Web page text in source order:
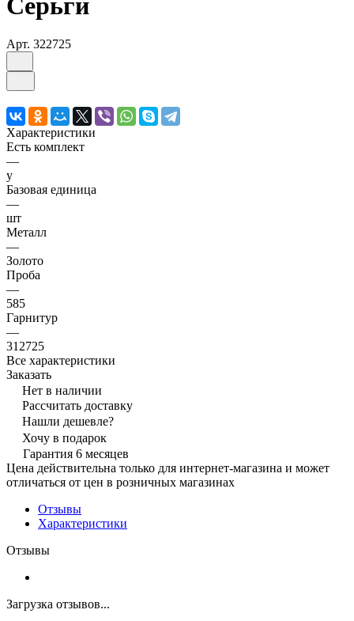
Арт. 322725
Характеристики
Есть комплект
—
y
Базовая единица
—
шт
Металл
—
Золото
Проба
—
585
Гарнитур
—
312725
Все характеристики
Заказать
Нет в наличии
Рассчитать доставку
Нашли дешевле?
Хочу в подарок
Гарантия 6 месяцев
Цена действительна только для интернет-магазина и может
отличаться от цен в розничных магазинах
Отзывы
Характеристики
Отзывы
Загрузка отзывов...